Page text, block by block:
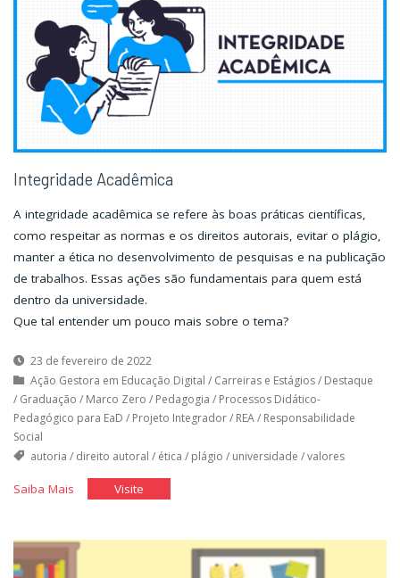
no
Brasil"
Brasil"
Integridade Acadêmica
A integridade acadêmica se refere às boas práticas científicas,
como respeitar as normas e os direitos autorais, evitar o plágio,
manter a ética no desenvolvimento de pesquisas e na publicação
de trabalhos. Essas ações são fundamentais para quem está
dentro da universidade.
Que tal entender um pouco mais sobre o tema?
23 de fevereiro de 2022
Ação Gestora em Educação Digital / Carreiras e Estágios/ Destaque
/ Graduação / Marco Zero / Pedagogia / Processos Didático-
Pedagógico para EaD / Projeto Integrador/ REA/ Responsabilidade
Social
autoria / direito autoral / ética / plágio / universidade /valores
Saiba Mais"Integridade
Visite"Integridade